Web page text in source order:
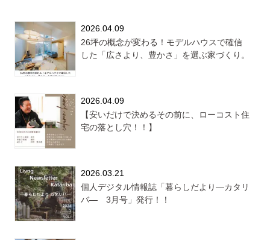
2026.04.09
26坪の概念が変わる！モデルハウスで確信
した「広さより、豊かさ」を選ぶ家づくり。
2026.04.09
【安いだけで決めるその前に、ローコスト住
宅の落とし穴！！】
2026.03.21
個人デジタル情報誌「暮らしだより―カタリ
バ― 3月号」発行！！